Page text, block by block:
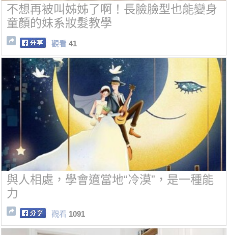
不想再被叫姊姊了啊！長臉臉型也能變身
童顏的妹系妝髮教學
觀看 41
與人相處，學會適當地“冷漠”，是一種能
力
觀看 1091